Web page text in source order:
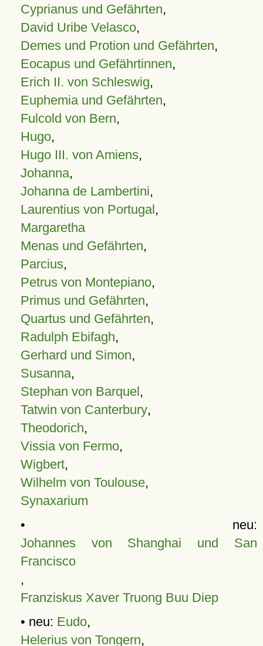
Cyprianus und Gefährten,
David Uribe Velasco,
Demes und Protion und Gefährten,
Eocapus und Gefährtinnen,
Erich II. von Schleswig,
Euphemia und Gefährten,
Fulcold von Bern,
Hugo,
Hugo III. von Amiens,
Johanna,
Johanna de Lambertini,
Laurentius von Portugal,
Margaretha
Menas und Gefährten,
Parcius,
Petrus von Montepiano,
Primus und Gefährten,
Quartus und Gefährten,
Radulph Ebifagh,
Gerhard und Simon,
Susanna,
Stephan von Barquel,
Tatwin von Canterbury,
Theodorich,
Vissia von Fermo,
Wigbert,
Wilhelm von Toulouse,
Synaxarium
• neu:
Johannes von Shanghai und San
Francisco
,
Franziskus Xaver Truong Buu Diep
• neu: Eudo,
Helerius von Tongern,